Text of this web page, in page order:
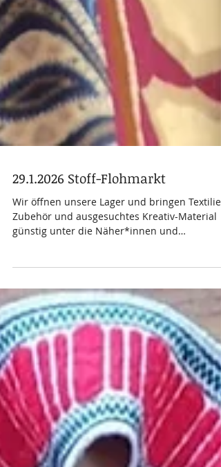
Wir öffnen unsere Lager und bringen
Zubehör und ausgesuchtes Kreativ-Material
günstig unter die Näher*innen und
Bastler*innen! Das findet ihr bei uns: Alle
Arten von Stoff, Jersey, Leinen, Baumwolle,
Futterstoffe, Kunstpelz, Seide, Leder und
Planen. Weiters Möbel-, Polster-, Dekor- und
Kleiderstoffe und jede Menge Kuriositäten.
Obendrein Zubehör, wie Zipps, Bänder,
und Garne. Und dieses Mal gibts etwas
besonders : Wir richten eine Schmuck-Insel
auf der